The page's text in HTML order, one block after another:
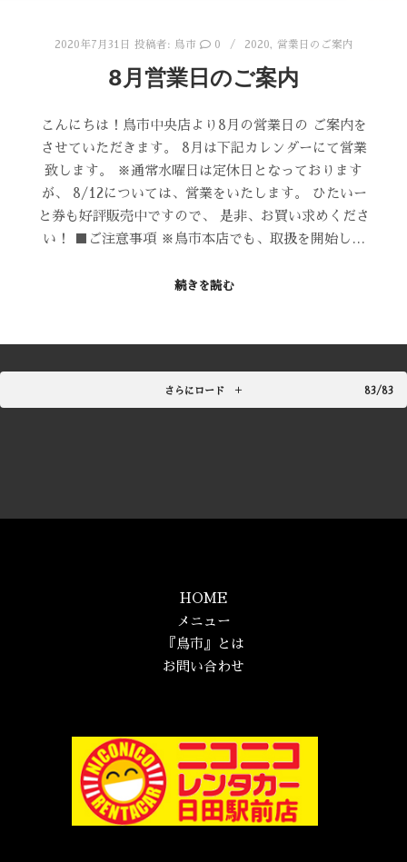
2020年7月31日 投稿者: 鳥市 0 2020, 営業日のご案内
8月営業日のご案内
こんにちは！鳥市中央店より8月の営業日の ご案内を
させていただきます。 8月は下記カレンダーにて営業
致します。 ※通常水曜日は定休日となっております
が、 8/12については、営業をいたします。 ひたいー
と券も好評販売中ですので、 是非、お買い求めくださ
い！ ■ご注意事項 ※鳥市本店でも、取扱を開始し…
続きを読む
さらにロード 83/83
HOME
メニュー
『鳥市』とは
お問い合わせ